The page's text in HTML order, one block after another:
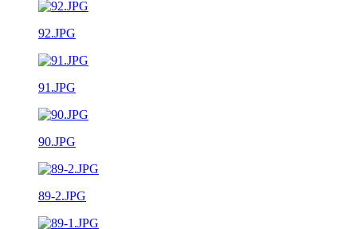
92.JPG
91.JPG
90.JPG
89-2.JPG